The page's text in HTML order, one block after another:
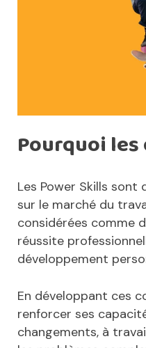
Pourquoi
Les Power Skills sont
sur le marché du
considérées comme
réussite
développement
En développant ces
renforcer ses
changements, à